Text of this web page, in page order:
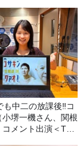
も中二の放課後‼コ
小堺一機さん、関根
メント出演＜TBS